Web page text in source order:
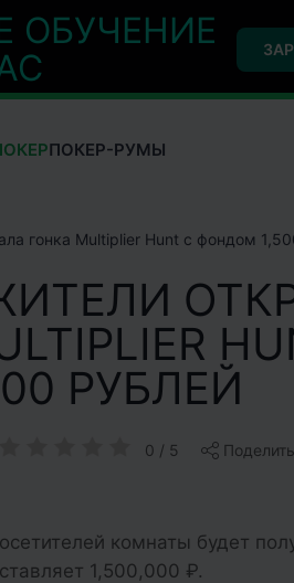
ОБУЧЕНИЕ
ПОКЕР-РУМЫ
гонка Multiplier Hunt с фондом
РУБЛЕЙ
0 / 5
комнаты будет
1,500,000 ₽.